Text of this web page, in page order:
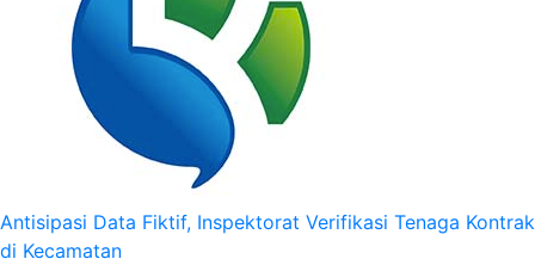
Antisipasi Data Fiktif, Inspektorat Verifikasi Tenaga Kontrak
di Kecamatan